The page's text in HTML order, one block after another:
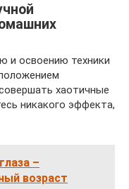
и освоению техники
хаотичные
никакого эффекта,
–
возраст